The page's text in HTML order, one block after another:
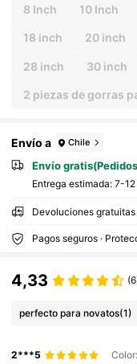
8 Inch 10 Inch
18 inch 20 inch
28 inch 30 inch
2 piezas de gorras
Envío a Chile
Envío
Entrega estimada: 7-12
Devoluciones
Pagos seguros ·
4,33
perfecto para novatos(1)
2***5